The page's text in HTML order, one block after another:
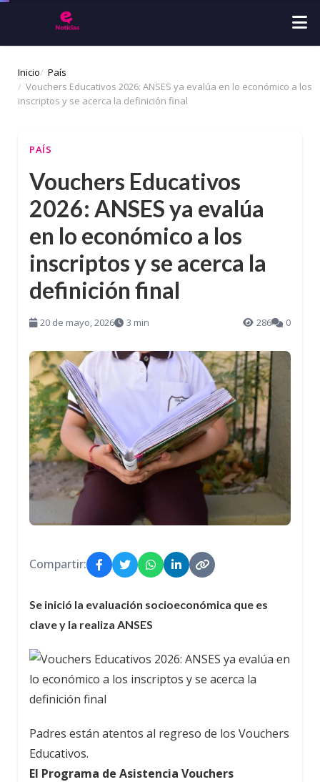
Inicio
País
Vouchers Educativos 2026: ANSES ya evalúa en lo económico a los
inscriptos y se acerca la definición final
PAÍS
Vouchers Educativos
2026: ANSES ya evalúa
en lo económico a los
inscriptos y se acerca la
definición final
20 de mayo, 2026 3 min 286 0
Compartir:
Se inició la evaluación socioeconómica que es
clave y la realiza ANSES
Padres están atentos al regreso de los Vouchers
Educativos.
El Programa de Asistencia Vouchers